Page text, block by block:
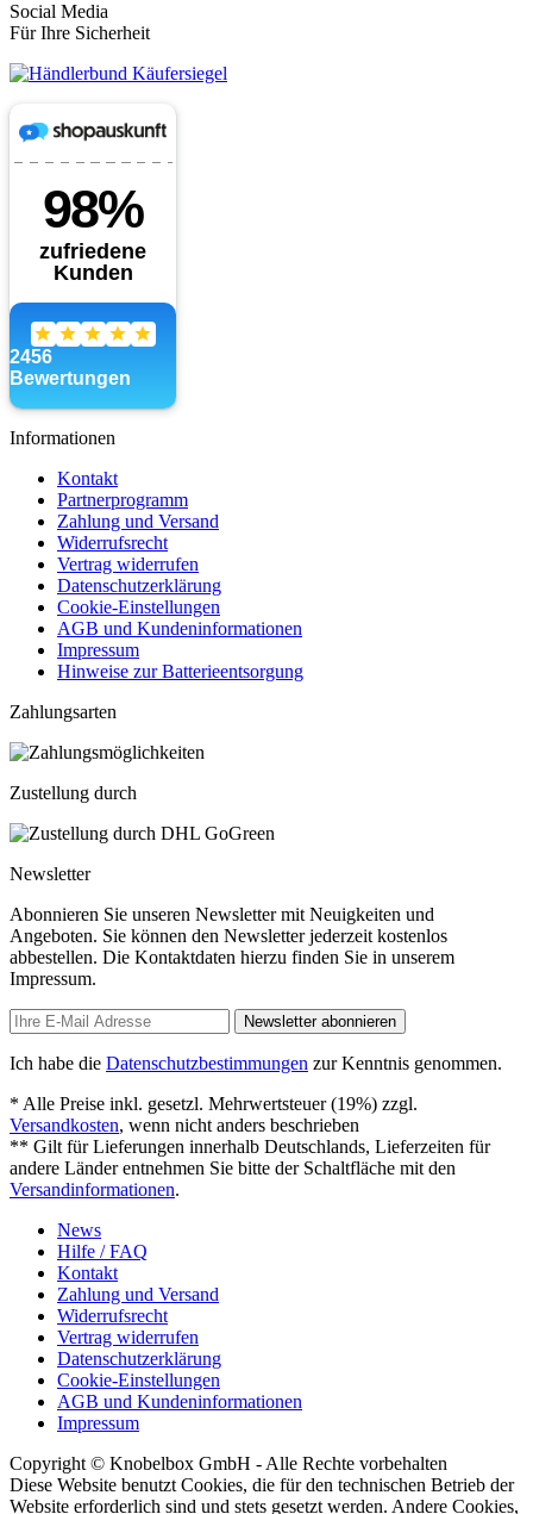
Social Media
Für Ihre Sicherheit
Informationen
Kontakt
Partnerprogramm
Zahlung und Versand
Widerrufsrecht
Vertrag widerrufen
Datenschutzerklärung
Cookie-Einstellungen
AGB und Kundeninformationen
Impressum
Hinweise zur Batterieentsorgung
Zahlungsarten
Zustellung durch
Newsletter
Abonnieren Sie unseren Newsletter mit Neuigkeiten und
Angeboten. Sie können den Newsletter jederzeit kostenlos
abbestellen. Die Kontaktdaten hierzu finden Sie in unserem
Impressum.
Newsletter abonnieren
Ich habe die Datenschutzbestimmungen zur Kenntnis genommen.
* Alle Preise inkl. gesetzl. Mehrwertsteuer (19%) zzgl.
Versandkosten, wenn nicht anders beschrieben
** Gilt für Lieferungen innerhalb Deutschlands, Lieferzeiten für
andere Länder entnehmen Sie bitte der Schaltfläche mit den
Versandinformationen.
News
Hilfe / FAQ
Kontakt
Zahlung und Versand
Widerrufsrecht
Vertrag widerrufen
Datenschutzerklärung
Cookie-Einstellungen
AGB und Kundeninformationen
Impressum
Copyright © Knobelbox GmbH - Alle Rechte vorbehalten
Diese Website benutzt Cookies, die für den technischen Betrieb der
Website erforderlich sind und stets gesetzt werden. Andere Cookies,